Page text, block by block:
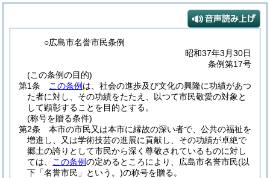
○広島市名誉市民条例
昭和37年3月30日
条例第17号
(この条例の目的)
第1条
この条例 は、社会の進歩及び文化の興隆に功績があつ
た者に対し、その功績をたたえ、以つて市民敬愛の対象と
して顕彰することを目的とする。
(称号を贈る条件)
第2条
本市の市民又は本市に縁故の深い者で、公共の福祉を
増進し、又は学術技芸の進展に貢献し、その功績が卓絶で
郷土の誇りとして市民から深く尊敬されているものに対し
ては、
この条例の定めるところにより、広島市名誉市民(以
下「名誉市民」という。)の称号を贈る。